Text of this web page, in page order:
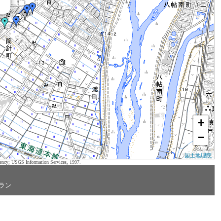
+
−
国土地理院
USGS Information Services, 1997.
ン